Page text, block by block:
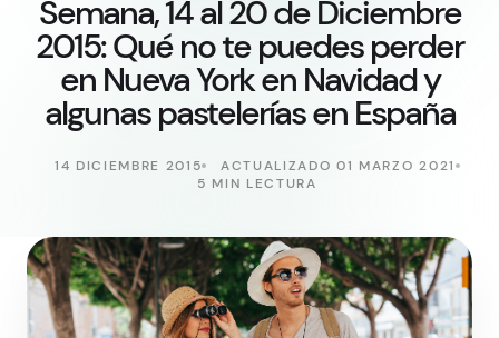
Semana, 14 al 20 de Diciembre
2015: Qué no te puedes perder
en Nueva York en Navidad y
algunas pastelerías en España
14 DICIEMBRE 2015
ACTUALIZADO 01 MARZO 2021
5 MIN LECTURA